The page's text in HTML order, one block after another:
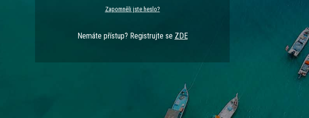
Zapomněli jste heslo?
Nemáte přístup? Registrujte se ZDE